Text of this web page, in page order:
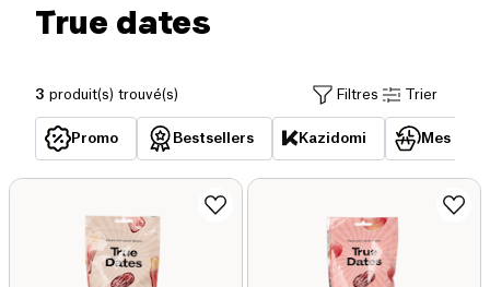
True dates
3 produit(s) trouvé(s) Filtres Trier
Promo Bestsellers Kazidomi Mes